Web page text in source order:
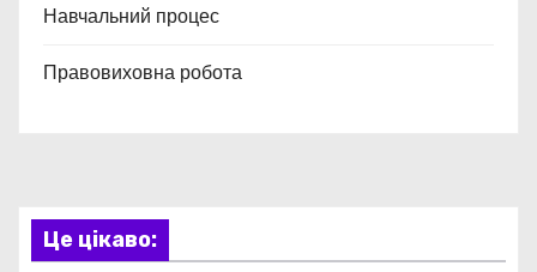
Навчальний процес
Правовиховна робота
Це цікаво: